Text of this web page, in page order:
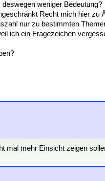
weniger Bedeutung?
Recht mich hier zu
nur zu bestimmten
ich ein Fragezeichen
mal mehr Einsicht zeigen